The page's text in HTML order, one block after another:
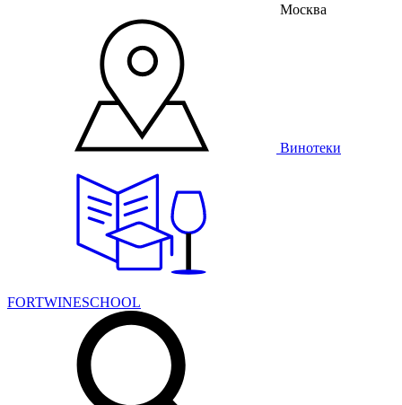
Москва
Винотеки
FORTWINESCHOOL